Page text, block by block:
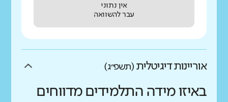
אין נתוני
עבר להשוואה
אוריינות דיגיטלית (תשפ״ג)
באיזו מידה התלמידים מדווחים